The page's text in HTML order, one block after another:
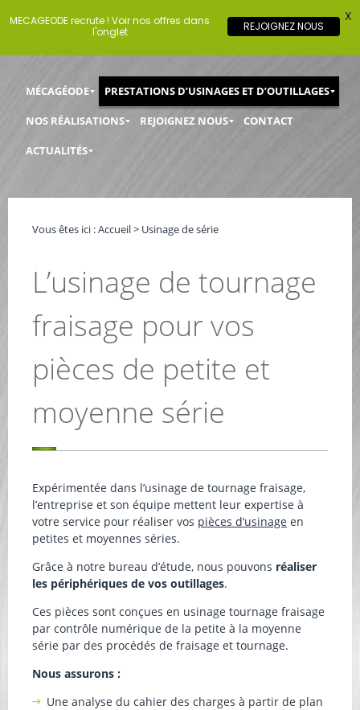
Aller au texte
Aller au menu
Menu principal
Passer
au
contenu
MÉCAGÉODE PRESTATIONS D’USINAGES ET D’OUTILLAGES
NOS RÉALISATIONS REJOIGNEZ NOUS CONTACT
ACTUALITÉS
Vous êtes ici :Accueil> Usinage de série
L’usinage de tournage
fraisage pour vos
pièces de petite et
moyenne série
Expérimentée dans l’usinage de tournage fraisage,
l’entreprise et son équipe mettent leur expertise à
votre service pour réaliser vos pièces d’usinage en
petites et moyennes séries.
Grâce à notre bureau d’étude, nous pouvons réaliser
les périphériques de vos outillages.
Ces pièces sont conçues en usinage tournage fraisage
par contrôle numérique de la petite à la moyenne
série par des procédés de fraisage et tournage.
Nous assurons :
Une analyse du cahier des charges à partir de plan
MECAGEODE recrute ! Voir nos offres dans
l'onglet
REJOIGNEZ NOUS
X